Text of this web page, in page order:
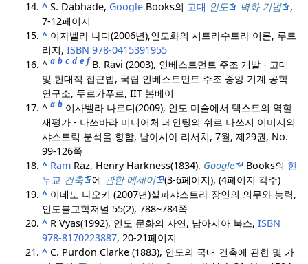
^ S. Dabhade, Google Books의 고대 인도 벽화 기법
,
7-12페이지
^ 이자벨라 나디(2006년),인도화의 시트라수트라 이론, 루트
리지,ISBN 978-0415391955
^a b c d e f B. Ravi (2003), 인베스트먼트 주조 개발 - 고대
및 현대적 접근법, 국립 인베스트먼트 주조 중앙 기계 공학
연구소, 두르가푸르, IIT 봄베이
^a b 이사벨라 나르디(2009), 인도 미술에서 텍스트의 역할
재평가 - 나쓰바라 미니어처 페인팅의 쉬르 나쓰지 이미지의
샤스트릭 분석을 향함, 남아시아 리서치, 7월, 제29권, No.
99-126쪽
^ Ram Raz, Henry Harkness(1834), Google Books의 힌
두교 건축 에 관한 에세이
(3-6페이지), (4페이지 각주)
^ 이데노 나오키 (2007년)실파샤스트라 장인의 의무와 능력,
인도불교학저널 55(2), 788~784쪽
^ R Vyas(1992), 인도 문화의 자연, 남아시아 북스,ISBN
978-8170223887, 20-21페이지
^ C. Purdon Clarke (1883), 인도의 국내 건축에 관한 몇 가